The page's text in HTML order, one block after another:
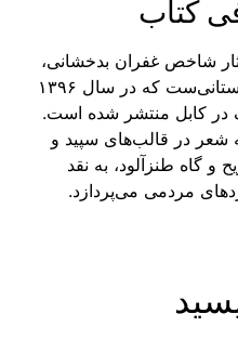
کتاب
شاخص غفران بدخشانی،
شاعر و اندیشمند معاصر افغانستانی‌ست که در سال ۱۳۹۶
در کابل منتشر شده است.
شامل ۱۰۷ صفحه شعر در قالب‌های سپید و
و گاه طنزآلود، به نقد
مردمی می‌پردازد.